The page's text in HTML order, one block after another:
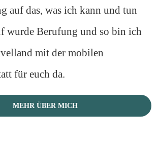
auf das, was ich kann und tun
wurde Berufung und so bin ich
mit der mobilen
für euch da.
MEHR ÜBER MICH